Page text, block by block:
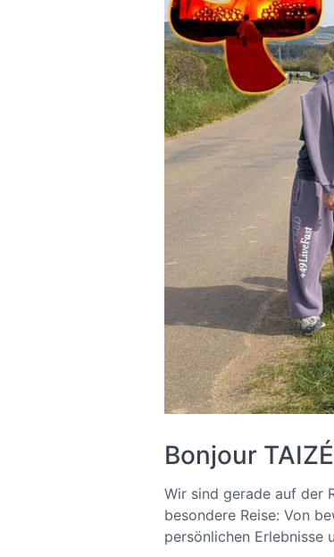
Bonjour
Wir sind gerade auf der
besondere Reise: Von
persönlichen Erlebnisse